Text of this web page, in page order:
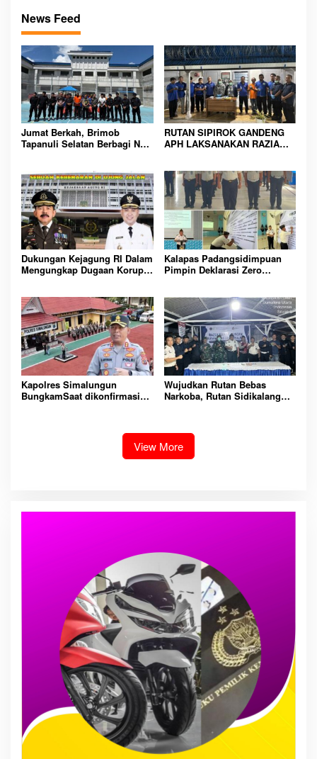
News Feed
Jumat Berkah, Brimob
Tapanuli Selatan Berbagi Nasi
RUTAN SIPIROK GANDENG
APH LAKSANAKAN RAZIA
LINGKUNGAN
PEMASYARAKATAN YANG
AMAN
Dukungan Kejagung RI Dalam
Mengungkap Dugaan Korupsi
Dan Tangkap!
Kalapas Padangsidimpuan
Pimpin Deklarasi Zero
Padangsidimpuan
Kapolres Simalungun
BungkamSaat dikonfirmasi
Wujudkan Rutan Bebas
Narkoba, Rutan Sidikalang
View More